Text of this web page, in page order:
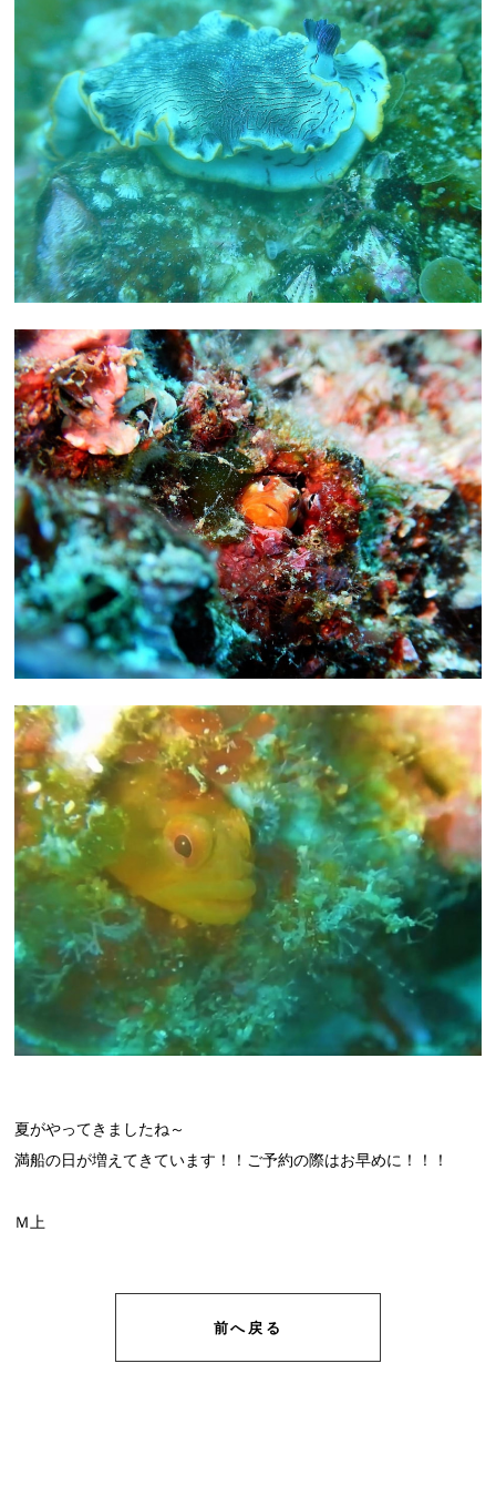
夏がやってきましたね～
満船の日が増えてきています！！ご予約の際はお早めに！！！
Ｍ上
前へ戻る